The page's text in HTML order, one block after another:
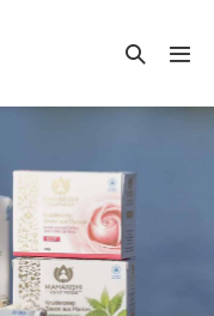
Search